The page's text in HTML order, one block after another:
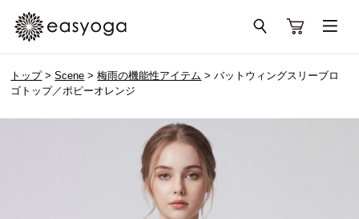
トップ>Scene >梅雨の機能性アイテム > バットウィングスリーブロ
ゴトップ／ポピーオレンジ